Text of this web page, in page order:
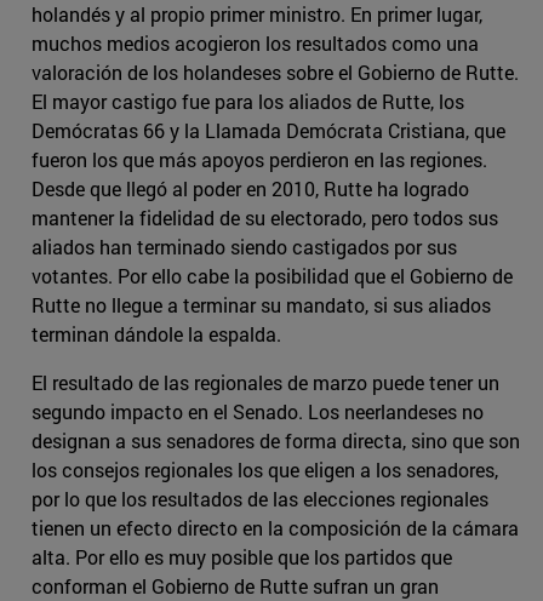
holandés y al propio primer ministro. En primer lugar,
muchos medios acogieron los resultados como una
valoración de los holandeses sobre el Gobierno de Rutte.
El mayor castigo fue para los aliados de Rutte, los
Demócratas 66 y la Llamada Demócrata Cristiana, que
fueron los que más apoyos perdieron en las regiones.
Desde que llegó al poder en 2010, Rutte ha logrado
mantener la fidelidad de su electorado, pero todos sus
aliados han terminado siendo castigados por sus
votantes. Por ello cabe la posibilidad que el Gobierno de
Rutte no llegue a terminar su mandato, si sus aliados
terminan dándole la espalda.
El resultado de las regionales de marzo puede tener un
segundo impacto en el Senado. Los neerlandeses no
designan a sus senadores de forma directa, sino que son
los consejos regionales los que eligen a los senadores,
por lo que los resultados de las elecciones regionales
tienen un efecto directo en la composición de la cámara
alta. Por ello es muy posible que los partidos que
conforman el Gobierno de Rutte sufran un gran